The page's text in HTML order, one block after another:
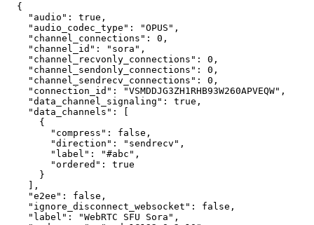
{
  "audio": true,
  "audio_codec_type": "OPUS",
  "channel_connections": 0,
  "channel_id": "sora",
  "channel_recvonly_connections": 0,
  "channel_sendonly_connections": 0,
  "channel_sendrecv_connections": 0,
  "connection_id": "VSMDDJG3ZH1RHB93W260APVEQW",
  "data_channel_signaling": true,
  "data_channels": [
    {
      "compress": false,
      "direction": "sendrecv",
      "label": "#abc",
      "ordered": true
    }
  ],
  "e2ee": false,
  "ignore_disconnect_websocket": false,
  "label": "WebRTC SFU Sora",